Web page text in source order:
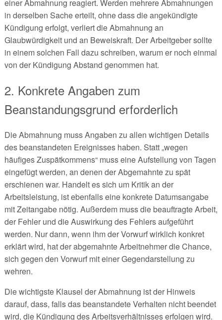
einer Abmahnung reagiert. Werden mehrere Abmahnungen
in derselben Sache erteilt, ohne dass die angekündigte
Kündigung erfolgt, verliert die Abmahnung an
Glaubwürdigkeit und an Beweiskraft. Der Arbeitgeber sollte
in einem solchen Fall dazu schreiben, warum er noch einmal
von der Kündigung Abstand genommen hat.
2. Konkrete Angaben zum
Beanstandungsgrund erforderlich
Die Abmahnung muss Angaben zu allen wichtigen Details
des beanstandeten Ereignisses haben. Statt „wegen
häufiges Zuspätkommens“ muss eine Aufstellung von Tagen
eingefügt werden, an denen der Abgemahnte zu spät
erschienen war. Handelt es sich um Kritik an der
Arbeitsleistung, ist ebenfalls eine konkrete Datumsangabe
mit Zeitangabe nötig. Außerdem muss die beauftragte Arbeit,
der Fehler und die Auswirkung des Fehlers aufgeführt
werden. Nur dann, wenn ihm der Vorwurf wirklich konkret
erklärt wird, hat der abgemahnte Arbeitnehmer die Chance,
sich gegen den Vorwurf mit einer Gegendarstellung zu
wehren.
Die wichtigste Klausel der Abmahnung ist der Hinweis
darauf, dass, falls das beanstandete Verhalten nicht beendet
wird, die Kündigung des Arbeitsverhältnisses erfolgen wird.